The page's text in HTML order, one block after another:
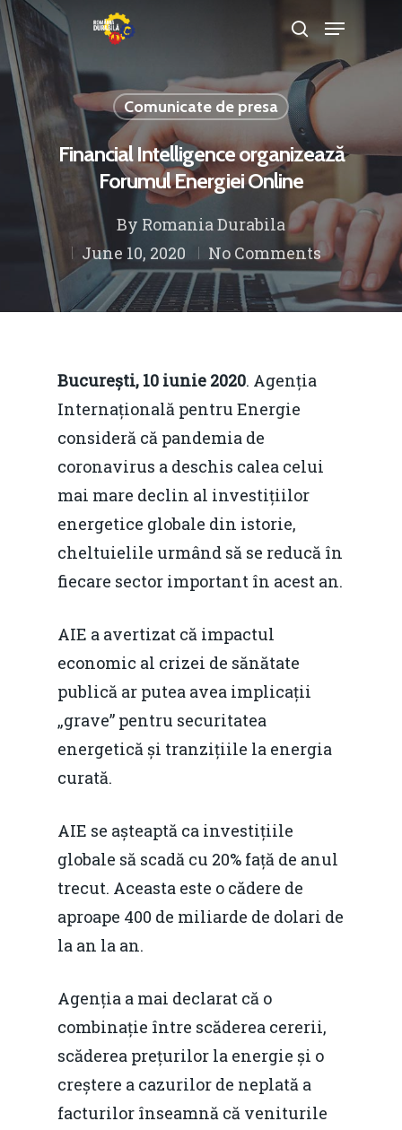
Hit enter to search or ESC to close
Comunicate de presa
Financial Intelligence organizează
Forumul Energiei Online
By Romania Durabila
June 10, 2020
No Comments
București, 10 iunie 2020. Agenția
Internațională pentru Energie
consideră că pandemia de
coronavirus a deschis calea celui
mai mare declin al investițiilor
energetice globale din istorie,
cheltuielile urmând să se reducă în
fiecare sector important în acest an.
AIE a avertizat că impactul
economic al crizei de sănătate
publică ar putea avea implicații
„grave” pentru securitatea
energetică și tranzițiile la energia
curată.
AIE se așteaptă ca investițiile
globale să scadă cu 20% față de anul
trecut. Aceasta este o cădere de
aproape 400 de miliarde de dolari de
la an la an.
Agenția a mai declarat că o
combinație între scăderea cererii,
scăderea prețurilor la energie și o
creștere a cazurilor de neplată a
facturilor înseamnă că veniturile